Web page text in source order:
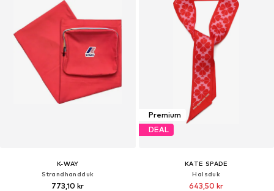
K-WAY
Strandhandduk
773,10 kr
Premium
DEAL
KATE SPADE
Halsduk
643,50 kr